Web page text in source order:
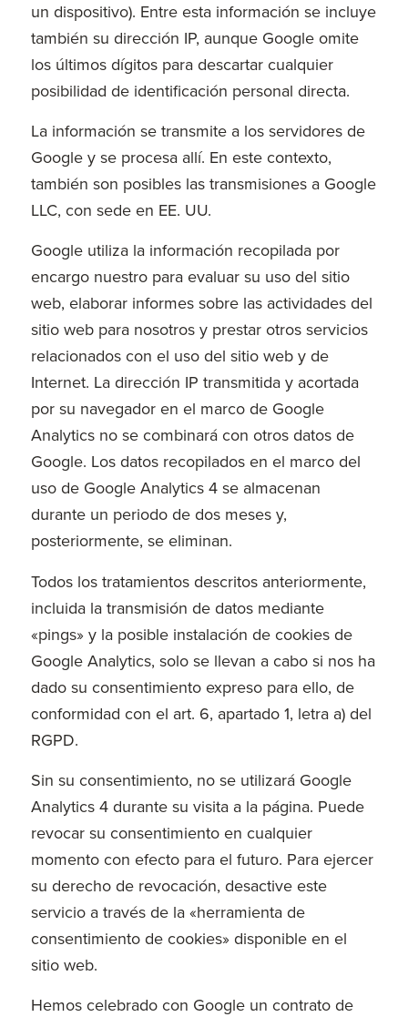
un dispositivo). Entre esta información se incluye
también su dirección IP, aunque Google omite
los últimos dígitos para descartar cualquier
posibilidad de identificación personal directa.
La información se transmite a los servidores de
Google y se procesa allí. En este contexto,
también son posibles las transmisiones a Google
LLC, con sede en EE. UU.
Google utiliza la información recopilada por
encargo nuestro para evaluar su uso del sitio
web, elaborar informes sobre las actividades del
sitio web para nosotros y prestar otros servicios
relacionados con el uso del sitio web y de
Internet. La dirección IP transmitida y acortada
por su navegador en el marco de Google
Analytics no se combinará con otros datos de
Google. Los datos recopilados en el marco del
uso de Google Analytics 4 se almacenan
durante un periodo de dos meses y,
posteriormente, se eliminan.
Todos los tratamientos descritos anteriormente,
incluida la transmisión de datos mediante
«pings» y la posible instalación de cookies de
Google Analytics, solo se llevan a cabo si nos ha
dado su consentimiento expreso para ello, de
conformidad con el art. 6, apartado 1, letra a) del
RGPD.
Sin su consentimiento, no se utilizará Google
Analytics 4 durante su visita a la página. Puede
revocar su consentimiento en cualquier
momento con efecto para el futuro. Para ejercer
su derecho de revocación, desactive este
servicio a través de la «herramienta de
consentimiento de cookies» disponible en el
sitio web.
Hemos celebrado con Google un contrato de